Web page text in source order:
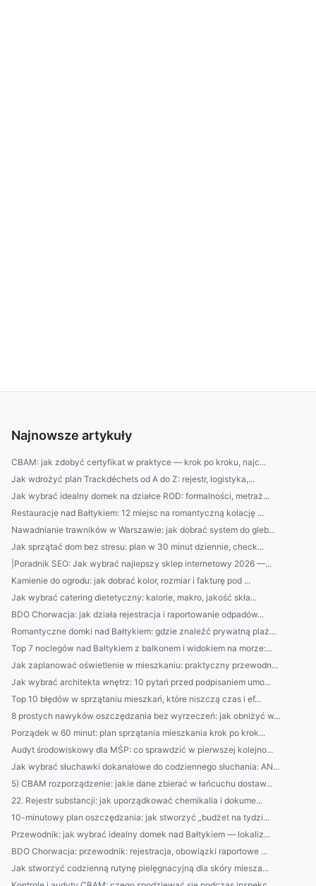
Najnowsze artykuły
CBAM: jak zdobyć certyfikat w praktyce — krok po kroku, najc...
Jak wdrożyć plan Trackdéchets od A do Z: rejestr, logistyka,...
Jak wybrać idealny domek na działce ROD: formalności, metraż...
Restauracje nad Bałtykiem: 12 miejsc na romantyczną kolację ...
Nawadnianie trawników w Warszawie: jak dobrać system do gleb...
Jak sprzątać dom bez stresu: plan w 30 minut dziennie, check...
|Poradnik SEO: Jak wybrać najlepszy sklep internetowy 2026 —...
Kamienie do ogrodu: jak dobrać kolor, rozmiar i fakturę pod ...
Jak wybrać catering dietetyczny: kalorie, makro, jakość skła...
BDO Chorwacja: jak działa rejestracja i raportowanie odpadów...
Romantyczne domki nad Bałtykiem: gdzie znaleźć prywatną plaż...
Top 7 noclegów nad Bałtykiem z balkonem i widokiem na morze:...
Jak zaplanować oświetlenie w mieszkaniu: praktyczny przewodn...
Jak wybrać architekta wnętrz: 10 pytań przed podpisaniem umo...
Top 10 błędów w sprzątaniu mieszkań, które niszczą czas i ef...
8 prostych nawyków oszczędzania bez wyrzeczeń: jak obniżyć w...
Porządek w 60 minut: plan sprzątania mieszkania krok po krok...
Audyt środowiskowy dla MŚP: co sprawdzić w pierwszej kolejno...
Jak wybrać słuchawki dokanałowe do codziennego słuchania: AN...
5) CBAM rozporządzenie: jakie dane zbierać w łańcuchu dostaw...
22. Rejestr substancji: jak uporządkować chemikalia i dokume...
10-minutowy plan oszczędzania: jak stworzyć „budżet na tydzi...
Przewodnik: jak wybrać idealny domek nad Bałtykiem — lokaliz...
BDO Chorwacja: przewodnik: rejestracja, obowiązki raportowe ...
Jak stworzyć codzienną rutynę pielęgnacyjną dla skóry miesza...